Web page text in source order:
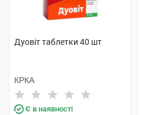
Дуовіт таблетки 40 шт
КРКА
Є в наявності